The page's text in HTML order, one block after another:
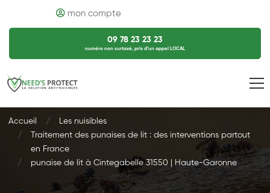
mon compte
09 78 23 23 23
numéro non surtaxé, prix d’un appel LOCAL
Accueil
Les nuisibles
Traitement des punaises de lit : des interventions partout
en France
punaise de lit à Cintegabelle 31550 | Haute-Garonne